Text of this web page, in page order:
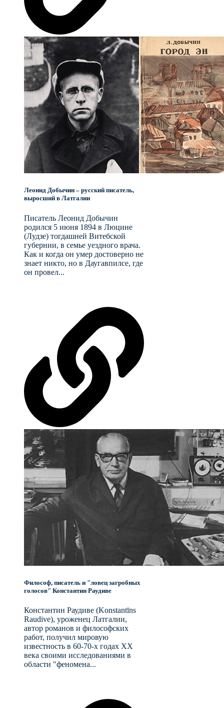
Леонид Добычин – русский писатель,
выросший в Латгалии
Писатель Леонид Добычин
родился 5 июня 1894 в Люцине
(Лудзе) тогдашней Витебской
губернии, в семье уездного врача.
Как и когда он умер достоверно не
знает никто, но в Даугавпилсе, где
он провел...
Философ, писатель и "ловец загробных
голосов" Константин Раудиве
Константин Раудиве (Konstantīns
Raudive), уроженец Латгалии,
автор романов и философских
работ, получил мировую
известность в 60-70-х годах XX
века своими исследованиями в
области "феномена...